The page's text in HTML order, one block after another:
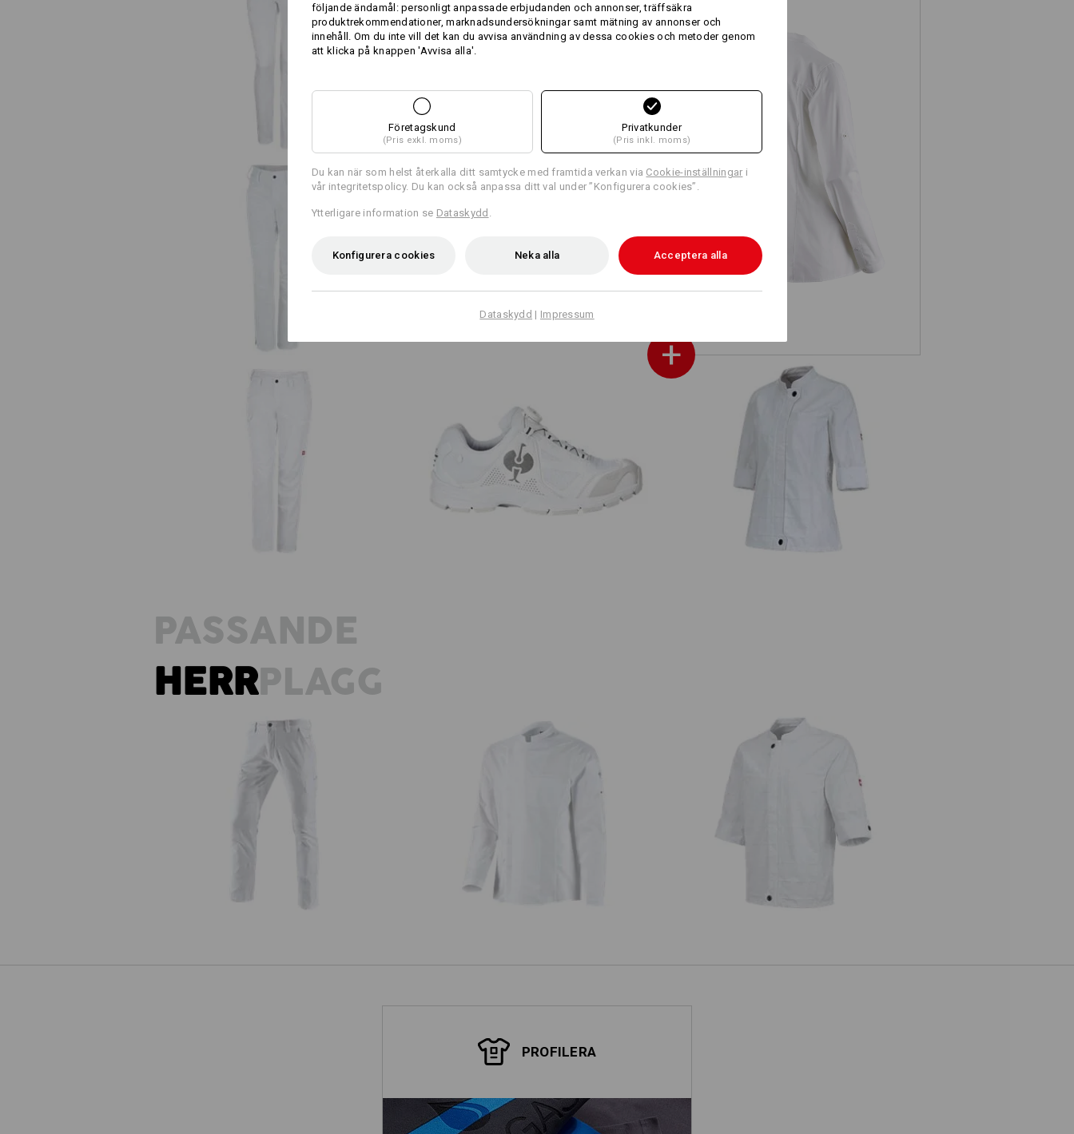
e.s. kockskjorta, dam
+
e.s. arbetsbyxa Chino, dam O1 arbetsskor e.s. Airolo low
e.s. arbetsbyxa base, dam O1 arbetsskor e.s. Keran
O2 Arbetsskor e.s. Minkar II
PASSANDE
HERRPLAGG
e.s. Kockskjorta
Arbetsjacka kortärmad e.s.fusion,
PROFILERA
följande ändamål: personligt anpassade erbjudanden och annonser, träffsäkra
produktrekommendationer, marknadsundersökningar samt mätning av annonser och
innehåll. Om du inte vill det kan du avvisa användning av dessa cookies och metoder genom
att klicka på knappen 'Avvisa alla'.
Företagskund
(Pris exkl. moms)
Privatkunder
(Pris inkl. moms)
Du kan när som helst återkalla ditt samtycke med framtida verkan via Cookie-inställningar i
vår integritetspolicy. Du kan också anpassa ditt val under ”Konfigurera cookies”.
Ytterligare information se Dataskydd
Konfigurera cookies Neka alla Acceptera alla
Dataskydd | Impressum